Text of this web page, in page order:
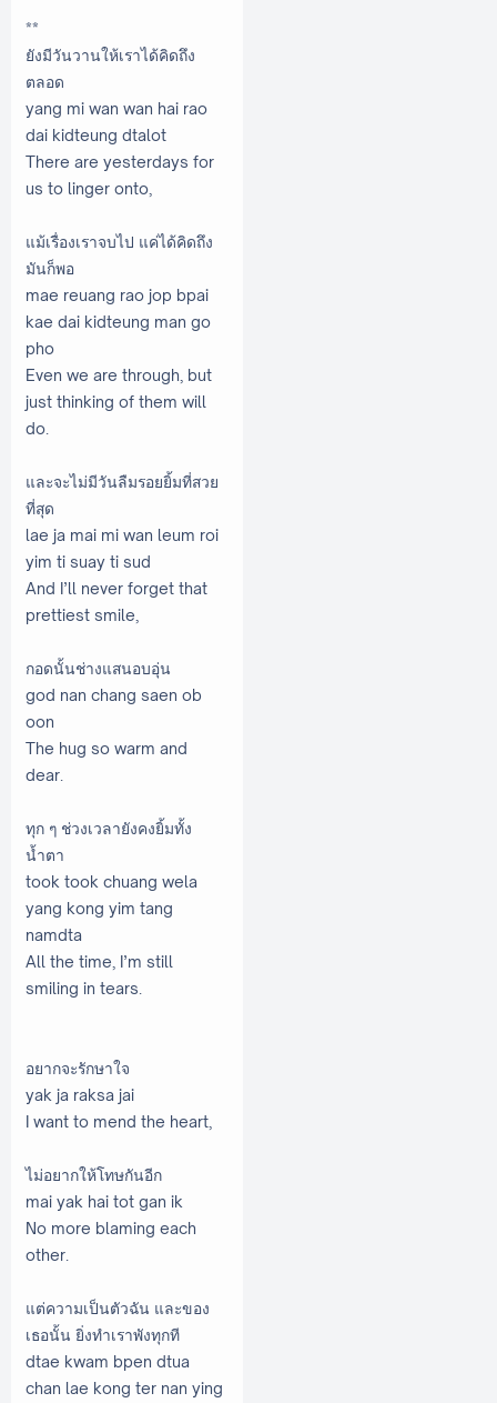
**
ยังมีวันวานให้เราได้คิดถึง
ตลอด
yang mi wan wan hai rao
dai kidteung dtalot
There are yesterdays for
us to linger onto,
แม้เรื่องเราจบไป แค่ได้คิดถึง
มันก็พอ
mae reuang rao jop bpai
kae dai kidteung man go
pho
Even we are through, but
just thinking of them will
do.
และจะไม่มีวันลืมรอยยิ้มที่สวย
ที่สุด
lae ja mai mi wan leum roi
yim ti suay ti sud
And I’ll never forget that
prettiest smile,
กอดนั้นช่างแสนอบอุ่น
god nan chang saen ob
oon
The hug so warm and
dear.
ทุก ๆ ช่วงเวลายังคงยิ้มทั้ง
น้ำตา
took took chuang wela
yang kong yim tang
namdta
All the time, I’m still
smiling in tears.
อยากจะรักษาใจ
yak ja raksa jai
I want to mend the heart,
ไม่อยากให้โทษกันอีก
mai yak hai tot gan ik
No more blaming each
other.
แต่ความเป็นตัวฉัน และของ
เธอนั้น ยิ่งทำเราพังทุกที
dtae kwam bpen dtua
chan lae kong ter nan ying